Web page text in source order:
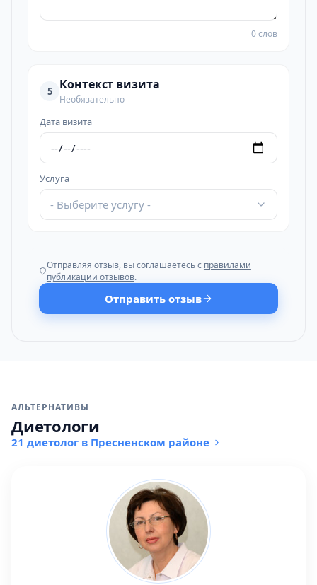
0 слов
5 Контекст визита
Необязательно
Дата визита
Услуга
- Выберите услугу -
Отправляя отзыв, вы соглашаетесь с правилами
публикации отзывов.
Отправить отзыв
АЛЬТЕРНАТИВЫ
Диетологи
21 диетолог в Пресненском районе